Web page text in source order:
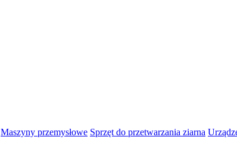
Maszyny przemysłowe Sprzęt do przetwarzania ziarna